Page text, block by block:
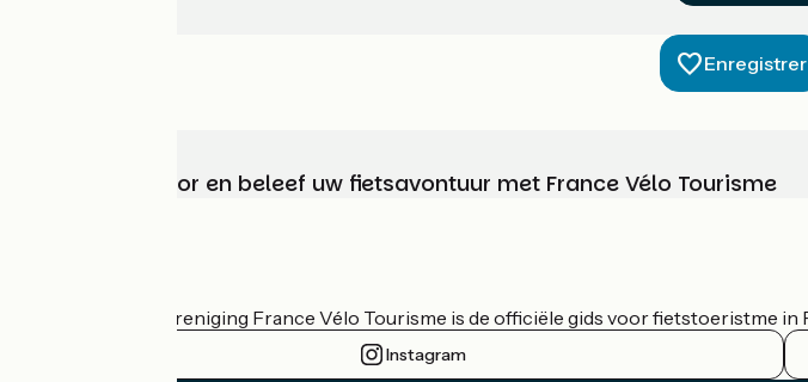
Enregistrer
Kies, bereid voor en beleef uw fietsavontuur met France Vélo Tourisme
De nationale vereniging France Vélo Tourisme is de officiële gids voor fietstoeristme in
Instagram